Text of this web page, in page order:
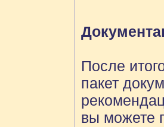
После
пакет
вы можете